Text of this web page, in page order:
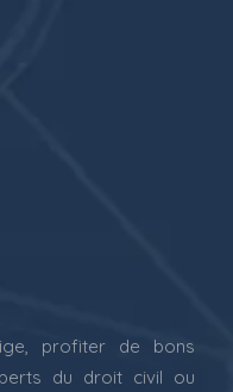
profiter de bons
du droit civil ou